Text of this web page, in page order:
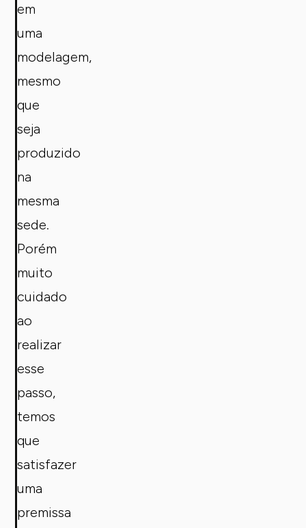
em
uma
modelagem,
mesmo
que
seja
produzido
na
mesma
sede.
Porém
muito
cuidado
ao
realizar
esse
passo,
temos
que
satisfazer
uma
premissa